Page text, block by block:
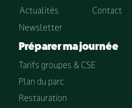
Actualités
Contact
Newsletter
Préparer ma journée
Tarifs groupes & CSE
Plan du parc
Restauration